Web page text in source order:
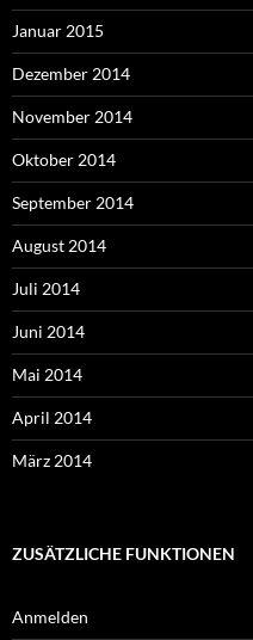
Januar 2015
Dezember 2014
November 2014
Oktober 2014
September 2014
August 2014
Juli 2014
Juni 2014
Mai 2014
April 2014
März 2014
ZUSÄTZLICHE FUNKTIONEN
Anmelden